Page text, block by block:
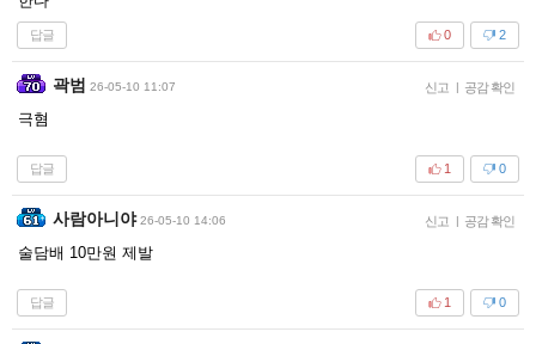
답글 2
0
곽범 26-05-10 11:07 신고 | 공감 확인
극혐
답글 0
1
사람아니야 26-05-10 14:06 신고 | 공감 확인
술담배 10만원 제발
답글 0
1